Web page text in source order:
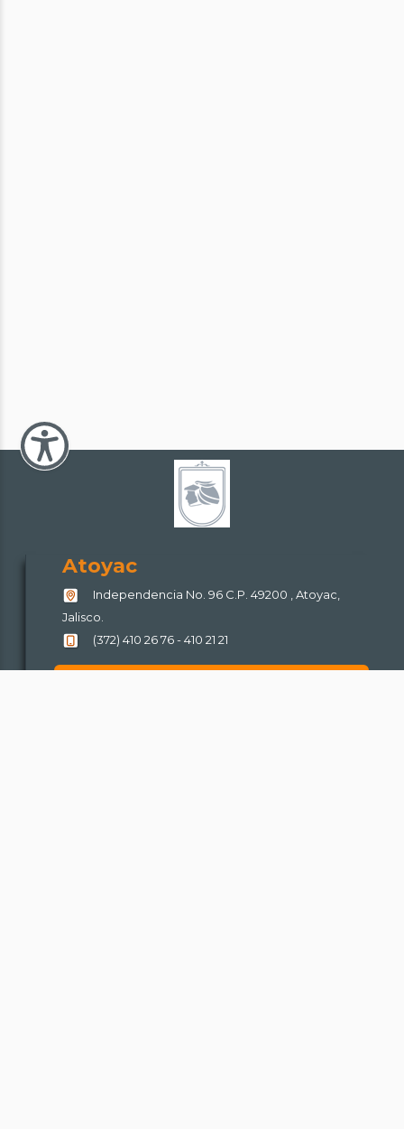
Atoyac
Independencia No. 96 C.P. 49200 , Atoyac,
Jalisco.
(372) 410 26 76 - 410 21 21